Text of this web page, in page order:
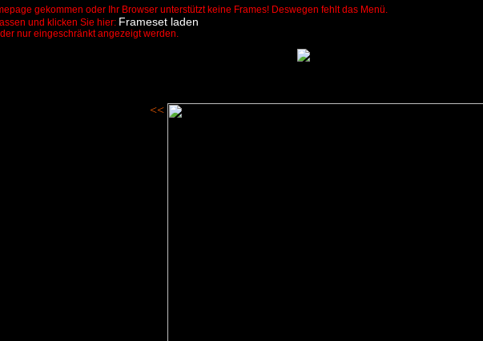
gekommen oder Ihr Browser unterstützt keine Frames! Deswegen fehlt das Menü.
und klicken Sie hier: Frameset laden
nur eingeschränkt angezeigt werden.
<<